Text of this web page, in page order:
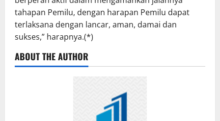
tahapan Pemilu, dengan harapan Pemilu dapat
terlaksana dengan lancar, aman, damai dan
sukses,” harapnya.(*)
ABOUT THE AUTHOR